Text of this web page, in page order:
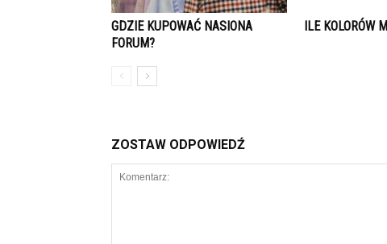
GDZIE KUPOWAĆ NASIONA
FORUM?
ILE KOLORÓW
ZOSTAW ODPOWIEDŹ